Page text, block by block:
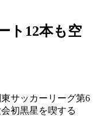
ト12本も空
サッカーリーグ第6
初黒星を喫する